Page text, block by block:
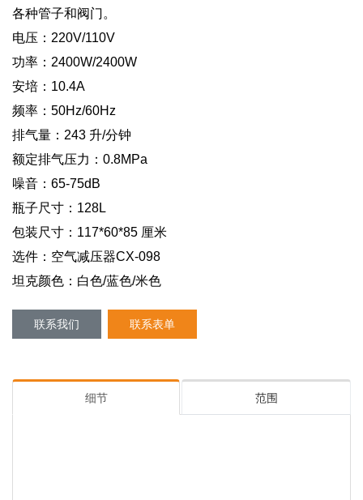
各种管子和阀门。
电压：220V/110V
功率：2400W/2400W
安培：10.4A
频率：50Hz/60Hz
排气量：243 升/分钟
额定排气压力：0.8MPa
噪音：65-75dB
瓶子尺寸：128L
包装尺寸：117*60*85 厘米
选件：空气减压器CX-098
坦克颜色：白色/蓝色/米色
联系我们 联系表单
细节 范围